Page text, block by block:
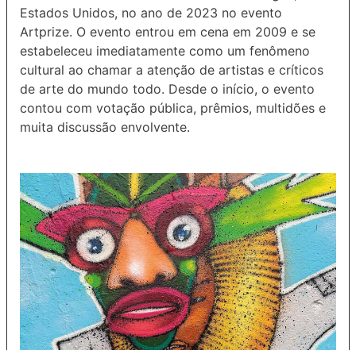
Estados Unidos, no ano de 2023 no evento
Artprize. O evento entrou em cena em 2009 e se
estabeleceu imediatamente como um fenômeno
cultural ao chamar a atenção de artistas e críticos
de arte do mundo todo. Desde o início, o evento
contou com votação pública, prêmios, multidões e
muita discussão envolvente.